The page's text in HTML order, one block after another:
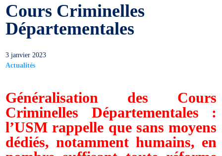
Cours Criminelles
Départementales
3 janvier 2023
Actualités
Généralisation des Cours
Criminelles Départementales :
l’USM rappelle que sans moyens
dédiés, notamment humains, en